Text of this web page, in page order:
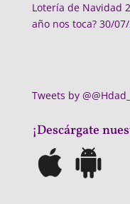
Lotería de Navidad
año nos toca? 30/
Tweets by
¡Descárgate